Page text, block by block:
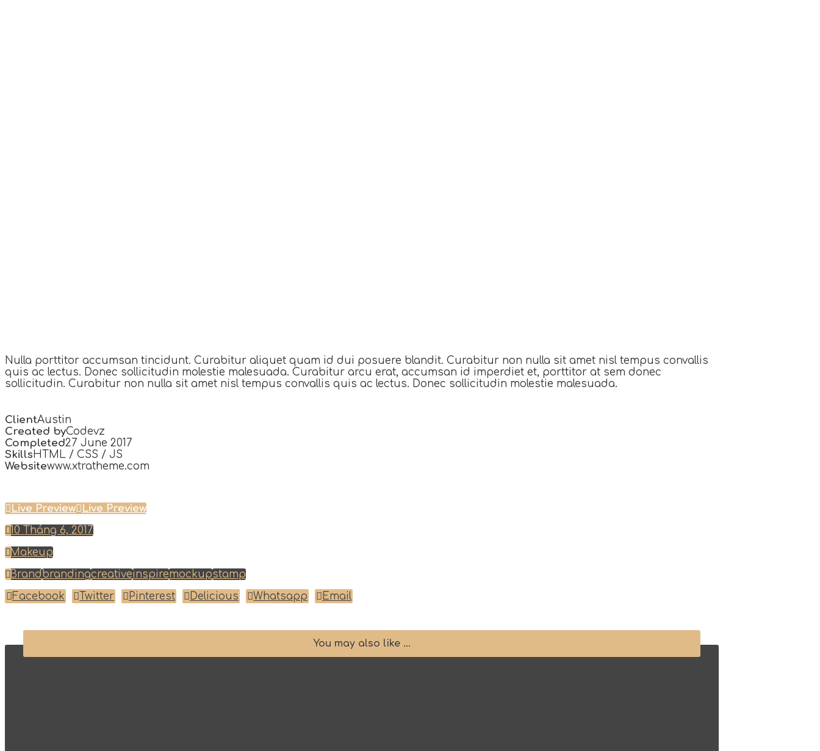
Nulla porttitor accumsan tincidunt. Curabitur aliquet quam id dui posuere blandit. Curabitur non nulla sit amet nisl tempus convallis
quis ac lectus. Donec sollicitudin molestie malesuada. Curabitur arcu erat, accumsan id imperdiet et, porttitor at sem donec
sollicitudin. Curabitur non nulla sit amet nisl tempus convallis quis ac lectus. Donec sollicitudin molestie malesuada.
ClientAustin
Created byCodevz
Completed27 June 2017
SkillsHTML / CSS / JS
Websitewww.xtratheme.com
Live Preview
Live Preview
10 Tháng 6, 2017
Makeup
Brandbrandingcreativeinspiremockupstamp
Facebook
Twitter Pinterest Delicious Whatsapp Email
You may also like ...